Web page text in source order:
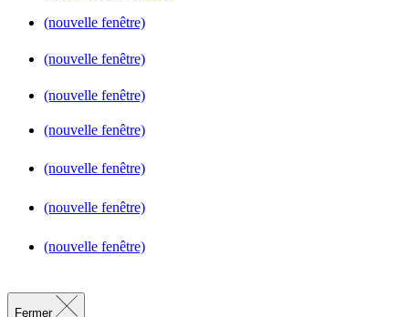
(nouvelle fenêtre)
(nouvelle fenêtre)
(nouvelle fenêtre)
(nouvelle fenêtre)
(nouvelle fenêtre)
(nouvelle fenêtre)
(nouvelle fenêtre)
Fermer